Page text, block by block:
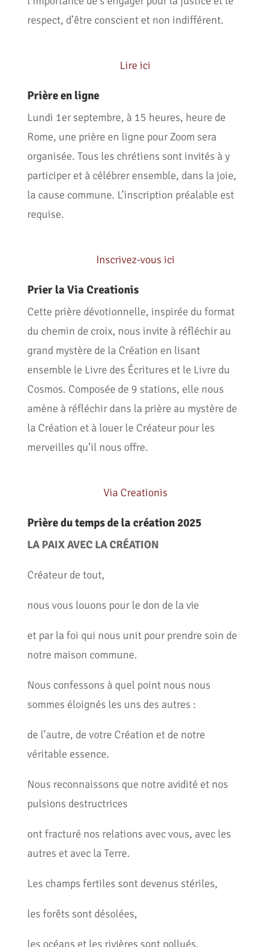
respect, d’être conscient et non indifférent.
Lire ici
Prière en ligne
Lundi 1er septembre, à 15 heures, heure de
Rome, une prière en ligne pour Zoom sera
organisée. Tous les chrétiens sont invités à y
participer et à célébrer ensemble, dans la joie,
la cause commune. L’inscription préalable est
requise.
Inscrivez-vous ici
Prier la Via Creationis
Cette prière dévotionnelle, inspirée du format
du chemin de croix, nous invite à réfléchir au
grand mystère de la Création en lisant
ensemble le Livre des Écritures et le Livre du
Cosmos. Composée de 9 stations, elle nous
amène à réfléchir dans la prière au mystère de
la Création et à louer le Créateur pour les
merveilles qu’il nous offre.
Via Creationis
Prière du temps de la création 2025
LA PAIX AVEC LA CRÉATION
Créateur de tout,
nous vous louons pour le don de la vie
et par la foi qui nous unit pour prendre soin de
notre maison commune.
Nous confessons à quel point nous nous
sommes éloignés les uns des autres :
de l’autre, de votre Création et de notre
véritable essence.
Nous reconnaissons que notre avidité et nos
pulsions destructrices
ont fracturé nos relations avec vous, avec les
autres et avec la Terre.
Les champs fertiles sont devenus stériles,
les forêts sont désolées,
les océans et les rivières sont pollués.